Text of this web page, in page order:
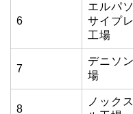
6
エルパソ
サイプ
工場
7
デニソ
場
8
ノック